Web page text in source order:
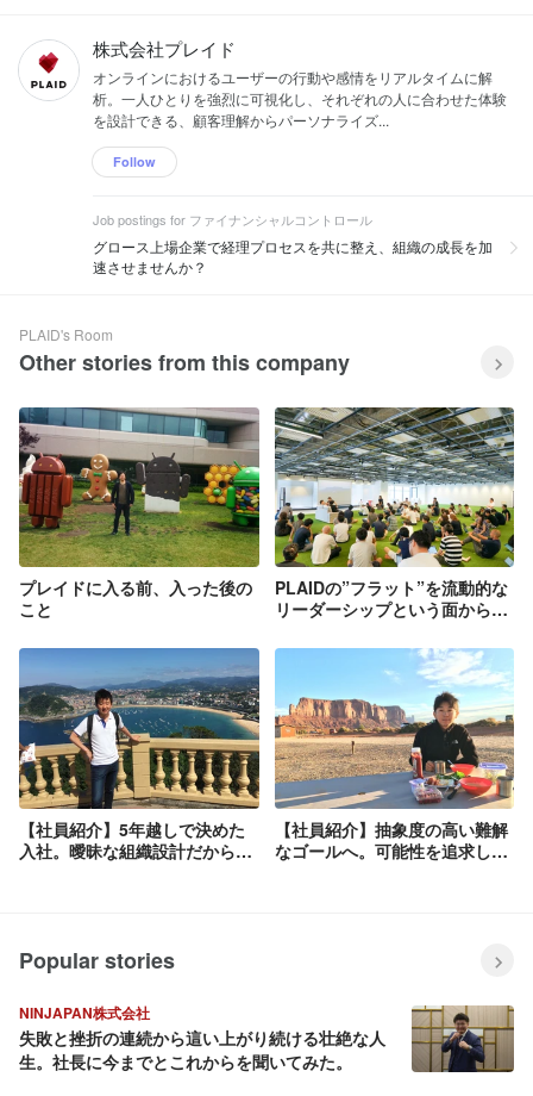
株式会社プレイド
オンラインにおけるユーザーの行動や感情をリアルタイムに解
析。一人ひとりを強烈に可視化し、それぞれの人に合わせた体験
を設計できる、顧客理解からパーソナライズ...
Follow
Job postings for ファイナンシャルコントロール
グロース上場企業で経理プロセスを共に整え、組織の成長を加
速させませんか？
PLAID's Room
Other stories from this company
プレイドに入る前、入った後の
こと
PLAIDの”フラット”を流動的な
リーダーシップという面から説
【社員紹介】5年越しで決めた
入社。曖昧な組織設計だからこ
【社員紹介】抽象度の高い難解
なゴールへ。可能性を追求し、
Popular stories
NINJAPAN株式会社
失敗と挫折の連続から這い上がり続ける壮絶な人
生。社長に今までとこれからを聞いてみた。